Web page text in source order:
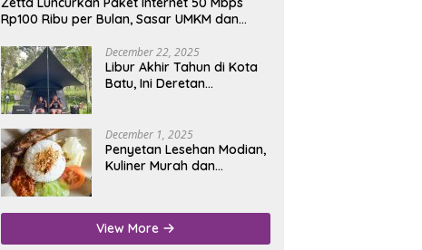
Rp100 Ribu per Bulan, Sasar UMKM dan
December 22, 2025
Libur Akhir Tahun di Kota
Batu, Ini Deretan
December 1, 2025
Penyetan Lesehan Modian,
Kuliner Murah dan
Nganjuk
View More